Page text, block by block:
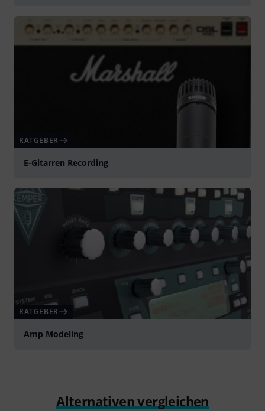
RATGEBER
E-Gitarren Recording
RATGEBER
Amp Modeling
Alternativen vergleichen